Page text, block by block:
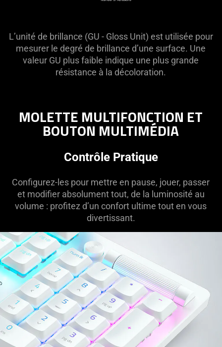
L’unité de brillance (GU - Gloss Unit) est utilisée pour
mesurer le degré de brillance d’une surface. Une
valeur GU plus faible indique une plus grande
résistance à la décoloration.
MOLETTE MULTIFONCTION ET
BOUTON MULTIMÉDIA
Contrôle Pratique
Configurez-les pour mettre en pause, jouer, passer
et modifier absolument tout, de la luminosité au
volume : profitez d’un confort ultime tout en vous
divertissant.